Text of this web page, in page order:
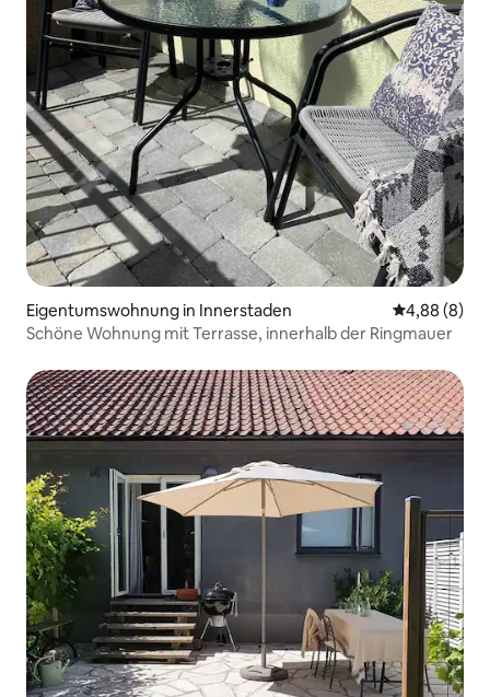
Eigentumswohnung in Innerstaden
4,88 (8)
Schöne Wohnung mit Terrasse, innerhalb der Ringmauer